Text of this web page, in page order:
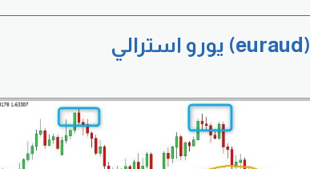
يورو استرالي (euraud)